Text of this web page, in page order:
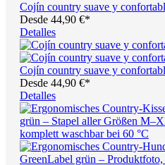
Cojín country suave y
Desde 44,90 €*
Detalles
Cojín country suave y
Desde 44,90 €*
Detalles